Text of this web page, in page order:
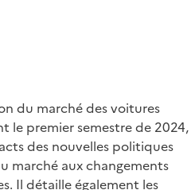
du marché des voitures
le premier semestre de 2024,
des nouvelles politiques
marché aux changements
Il détaille également les